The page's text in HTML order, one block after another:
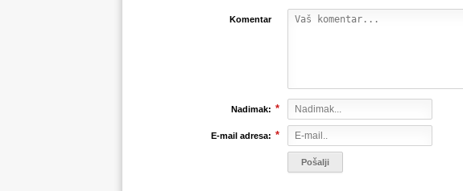
Komentar
Nadimak: *
E-mail adresa: *